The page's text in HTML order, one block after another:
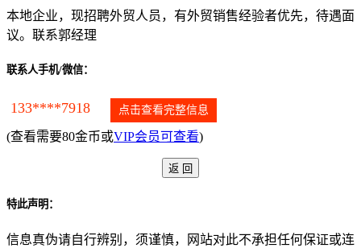
本地企业，现招聘外贸人员，有外贸销售经验者优先，待遇面
议。联系郭经理
联系人手机/微信：
133****7918 点击查看完整信息
(查看需要80金币或VIP会员可查看)
特此声明：
信息真伪请自行辨别，须谨慎，网站对此不承担任何保证或连